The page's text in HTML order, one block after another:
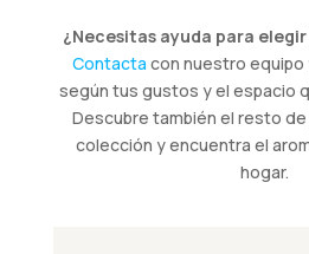
¿Necesitas ayuda para
Contacta con nuestro
según tus gustos y el espacio
Descubre también el resto
colección y encuentra el
hogar.